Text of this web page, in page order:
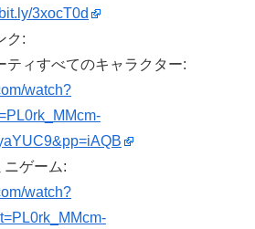
3xocT0d
ク:
ティすべてのキャラクター:
watch?
ゲーム:
watch?